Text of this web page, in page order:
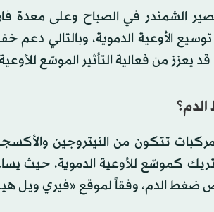
الشمندر في الصباح وعلى معدة
الأوعية الدموية، وبالتالي
يعزز من فعالية التأثير الموسّع
تتكون من النيتروجين
كموسّع للأوعية الدموية، حيث
الدم، وفقاً لموقع «فيري ويل